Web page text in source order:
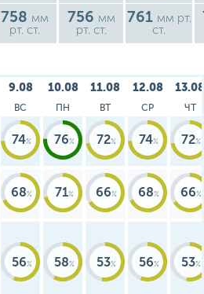
758 мм
рт. ст.
756 мм
рт. ст.
761 мм рт.
ст.
9.08
ВС
10.08
ПН
11.08
ВТ
12.08
СР
13.08
ЧТ
74 76 72 74 72
68 71 66 68 66
56 58 53 56 53